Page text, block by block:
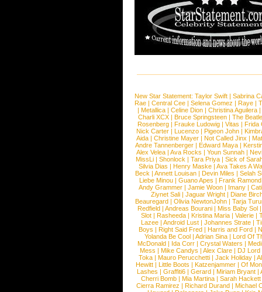
New Star Statement: Taylor Swift | Sabrina
Rae |Central Cee |Selena Gomez |Raye |
| Metallica | Celine Dion | Christina Aguilera |
Charli XCX |Bruce Springsteen |The
Rosenberg | Frauke Ludowig | Vitas | Frida
Nick Carter | Lucenzo | Pigeon John |
Aida |Christine Mayer |Not Called Jinx |
Andre Tannenberger | Edward Maya |
Alex Velea | Ava Rocks | Youn Sunnah |
MissLi | Shonlock | Tara Priya | Sick of
Silvia Dias |Henry Maske |Ava Takes A
Beck |Annett Louisan |Devin Miles |Selah
Liebe Minou |Guano Apes |Frank Ramond
Andy Grammer |Jamie Woon | Imany |
Ziynet Sali |Jaguar Wright |Diane
Beauregard |Olivia NewtonJohn |Tarja
Redfield | Andreas Bourani | Miss Baby Sol
Slot | Rasheeda | Kristina Maria | Valerie |
Lazee | Android Lust | Johannes Strate |
Boys | Right Said Fred | Harris and Ford |
Yolanda Be Cool |Adrian Sina |Lord Of
McDonald | Ida Corr |Crystal Waters |
Mess | Mike Candys | Alex Clare | DJ Lord
Toka | Mauro Perucchetti | Jack Holiday |
Hewitt |Little Boots |Katzenjammer |Of
Lashes |Graffiti6 |Gerard |Miriam Bryant |
Cherri Bomb | Mia Martina | Sarah Hackett
Cierra Ramirez | Richard Durand | Michael